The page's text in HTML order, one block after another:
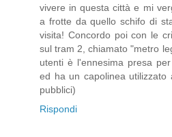
vivere in questa città e mi
a frotte da quello schifo di
visita! Concordo poi con le
sul tram 2, chiamato "metro
utenti è l'ennesima presa
ed ha un capolinea
pubblici)
Rispondi